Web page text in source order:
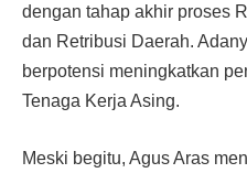
dengan tahap akhir proses
dan Retribusi Daerah.
berpotensi me­ningkatkan
Tenaga Kerja Asing.
Meski begitu, Agus Aras